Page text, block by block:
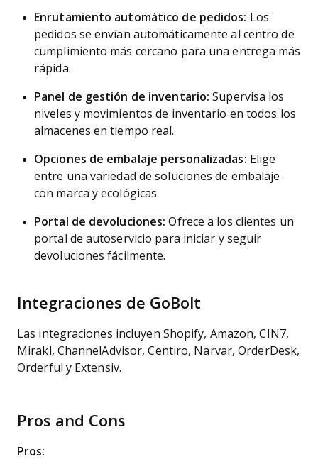
Enrutamiento automático de pedidos: Los
pedidos se envían automáticamente al centro de
cumplimiento más cercano para una entrega más
rápida.
Panel de gestión de inventario: Supervisa los
niveles y movimientos de inventario en todos los
almacenes en tiempo real.
Opciones de embalaje personalizadas: Elige
entre una variedad de soluciones de embalaje
con marca y ecológicas.
Portal de devoluciones: Ofrece a los clientes un
portal de autoservicio para iniciar y seguir
devoluciones fácilmente.
Integraciones de GoBolt
Las integraciones incluyen Shopify, Amazon, CIN7,
Mirakl, ChannelAdvisor, Centiro, Narvar, OrderDesk,
Orderful y Extensiv.
Pros and Cons
Pros: